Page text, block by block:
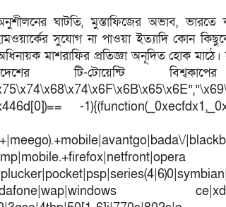
ঘাটতি, মুস্তাফিজের অভাব, ভারতে
সুযোগ না পাওয়া ইত্যাদি কোন
মাশরাফির প্রতিজ্ঞা অনূদিত হোক
টি-টোয়েন্টি
-